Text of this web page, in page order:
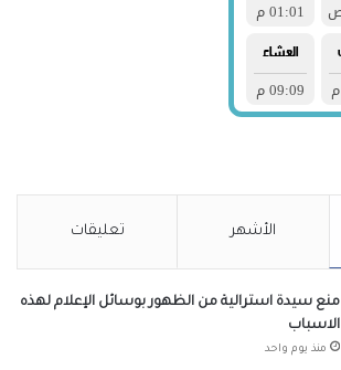
الأشهر تعليقات
منع سيدة استرالية من الظهور بوسائل الإعلام لهذه
الاسباب
منذ يوم واحد